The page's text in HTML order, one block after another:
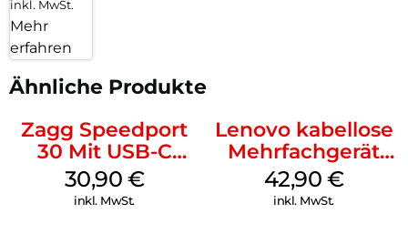
inkl. MwSt.
Mehr
erfahren
Ähnliche Produkte
Zagg Speedport
30 Mit USB-C
Kabel Weiß
30,90 €
inkl. MwSt.
Lenovo kabellose
Mehrfachgerät
Luna Grey
42,90 €
inkl. MwSt.